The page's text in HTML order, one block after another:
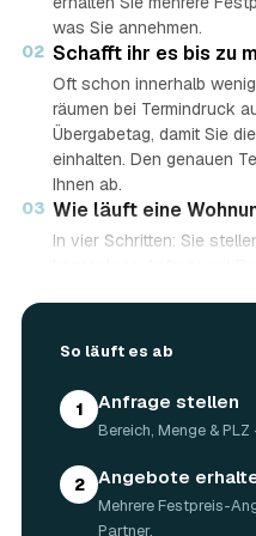
was Sie annehmen.
02 Schafft ihr es bis zu
Oft schon innerhalb
räumen bei Termindruck
Übergabetag, damit Sie
einhalten. Den genauen
Ihnen ab.
03 Wie läuft eine
In vier Schritten: Sie
und wählen das beste
Wunsch besenrein
Wie lange dauert
Tag geräumt. Bei großer
Quadratmetern oder
Tage werden — der
So läuft es ab
1 Anfrage stellen
Bereich, Menge &
2 Angebote
Mehrere Festpreis-
Partner.